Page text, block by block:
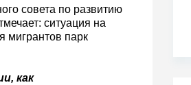
совета по развитию
ситуация на
мигрантов парк
как